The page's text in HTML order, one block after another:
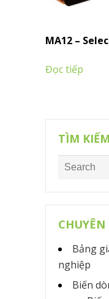
MA12 – Selec
Đọc tiếp
TÌM KIẾM
CHUYÊN
Bảng
nghiệp
Biến